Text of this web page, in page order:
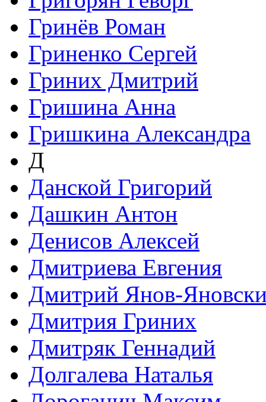
Гринёв Роман
Гриненко Сергей
Гриних Дмитрий
Гришина Анна
Гришкина Александра
Д
Данской Григорий
Дашкин Антон
Денисов Алексей
Дмитриева Евгения
Дмитрий Янов-
Дмитрия Гриних
Дмитряк Геннадий
Долгалева Наталья